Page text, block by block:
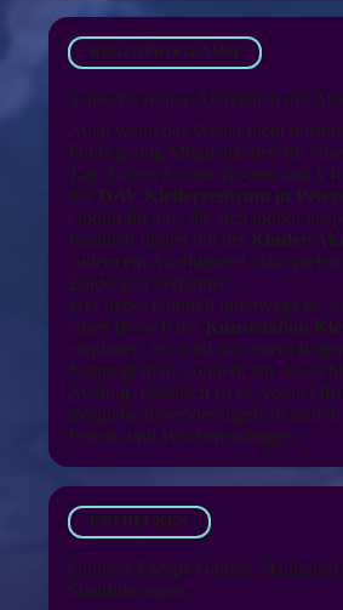
REGENPROGRAMM
Schlecht-Wetter-Aktivitäten mit
Auch wenn das Wetter nicht
Fulda genug Möglichkeiten für
Tag. Neben Escape Rooms und
das DAV Kletterzentrum in
Option für alle, die sich indoor
Familien finden mit der Kinder-
zudem ein Ausflugsziel, das
Entdecken verbindet.
Wer lieber kulturell unterwegs ist,
einen Besuch der Kunststation
einplanen. So wird aus einem
Notprogramm, sondern ein
Ausflug. Praktisch ist es, vorab
mögliche Reservierungen zu
Ferien- und Wochenendtagen.
ENTDECKEN
Outdoor Escape Games,
Stadtführungen